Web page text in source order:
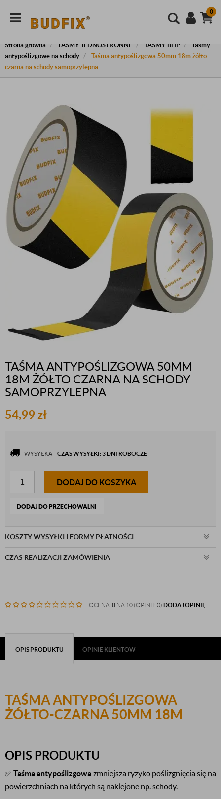
0
Strona główna TAŚMY JEDNOSTRONNE TAŚMY BHP
Taśmy
antypoślizgowe na schody
Taśma antypoślizgowa 50mm 18m żółto
czarna na schody samoprzylepna
TAŚMA ANTYPOŚLIZGOWA 50MM
18M ŻÓŁTO CZARNA NA SCHODY
SAMOPRZYLEPNA
54,99zł
WYSYŁKA CZAS WYSYŁKI: 3 DNI ROBOCZE
DODAJ DO KOSZYKA
DODAJ DO PRZECHOWALNI
KOSZTY WYSYŁKI I FORMY PŁATNOŚCI
CZAS REALIZACJI ZAMÓWIENIA
OCENA: 0 NA 10 (OPINII: 0) DODAJ OPINIĘ
OPIS PRODUKTU OPINIE KLIENTÓW
TAŚMA ANTYPOŚLIZGOWA
ŻÓŁTO-CZARNA 50MM 18M
OPIS PRODUKTU
✅Taśma antypoślizgowa zmniejsza ryzyko poślizgnięcia się na
powierzchniach na których są naklejone np. schody.